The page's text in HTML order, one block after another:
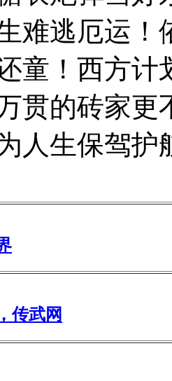
难逃厄运！
童！西方计
贯的砖家更
人生保驾护
传武网